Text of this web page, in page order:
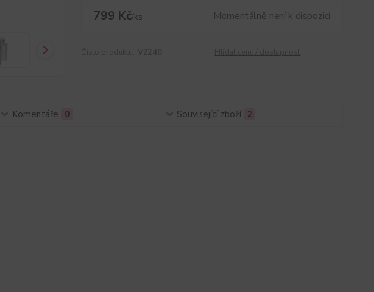
799 Kč/ks Momentálně není k dispozici
Komentáře 0 Související zboží 2